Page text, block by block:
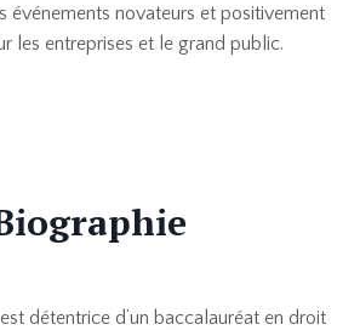
événements novateurs et positivement
les entreprises et le grand public.
détentrice d’un baccalauréat en droit